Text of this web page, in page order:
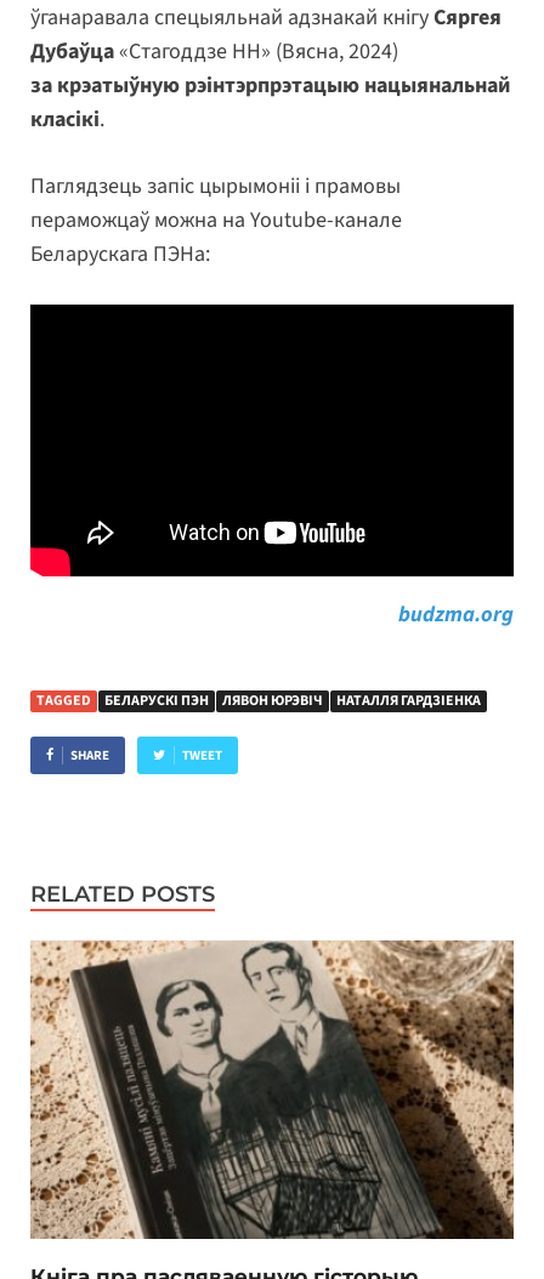
ўганаравала спецыяльнай адзнакай кнігуСяргея
Дубаўца«Стагоддзе НН» (Вясна, 2024)
за крэатыўную рэінтэрпрэтацыю нацыянальнай
класікі.
Паглядзець запіс цырымоніі і прамовы
пераможцаў можна на Youtube-канале
Беларускага ПЭНа:
budzma.org
TAGGED БЕЛАРУСКІ ПЭН ЛЯВОН ЮРЭВІЧ НАТАЛЛЯ ГАРДЗІЕНКА
SHARE TWEET
RELATED POSTS